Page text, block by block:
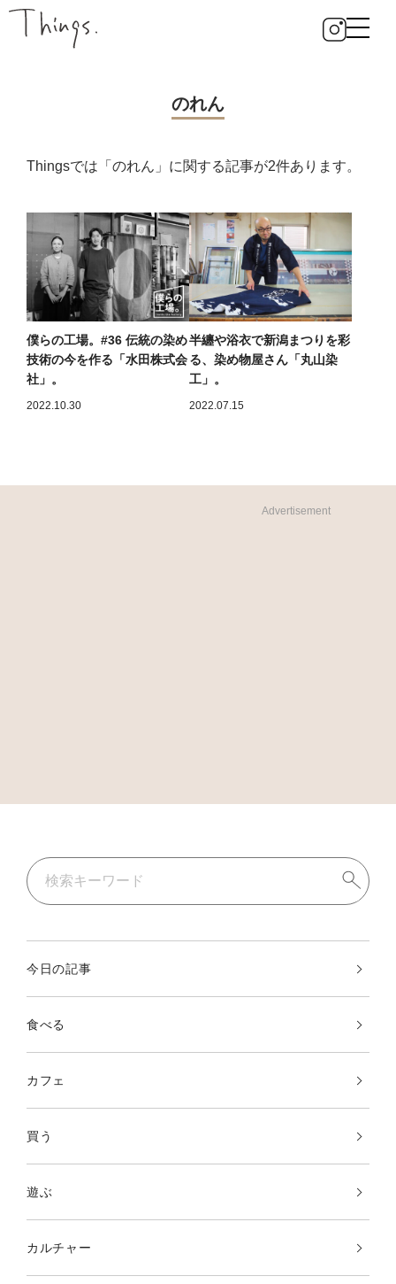
のれん
Thingsでは「のれん」に関する記事が2件あります。
僕らの工場。#36 伝統の染め
技術の今を作る「水田株式会
社」。
2022.10.30
半纏や浴衣で新潟まつりを彩
る、染め物屋さん「丸山染
工」。
2022.07.15
Advertisement
今日の記事
食べる
カフェ
買う
遊ぶ
カルチャー